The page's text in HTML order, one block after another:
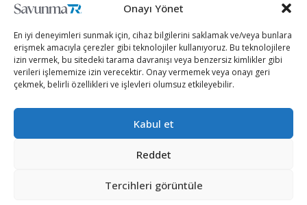
Onayı Yönet
En iyi deneyimleri sunmak için, cihaz bilgilerini saklamak ve/veya bunlara
erişmek amacıyla çerezler gibi teknolojiler kullanıyoruz. Bu teknolojilere
izin vermek, bu sitedeki tarama davranışı veya benzersiz kimlikler gibi
verileri işlememize izin verecektir. Onay vermemek veya onayı geri
çekmek, belirli özellikleri ve işlevleri olumsuz etkileyebilir.
Kabul et
Reddet
Tercihleri görüntüle
+90 530 308 17 96
iletisim@savunmatr.com
2026 © Savunma TR. Tüm Hakları Saklıdır.
Siber Güvenlik
Teknoloji